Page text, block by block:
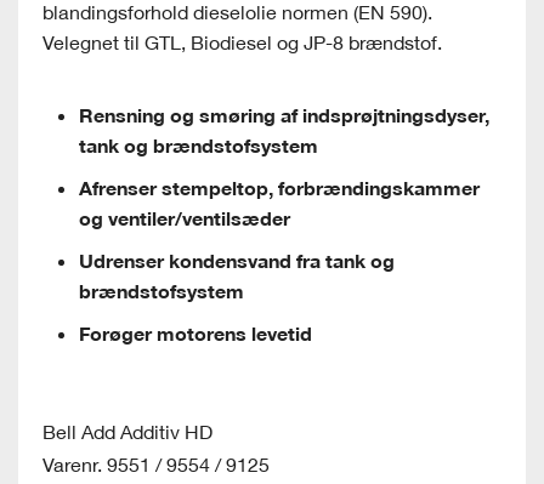
blandingsforhold dieselolie normen (EN 590).
Velegnet til GTL, Biodiesel og JP-8 brændstof.
Rensning og smøring af indsprøjtningsdyser,
tank og brændstofsystem
Afrenser stempeltop, forbrændingskammer
og ventiler/ventilsæder
Udrenser kondensvand fra tank og
brændstofsystem
Forøger motorens levetid
Bell Add Additiv HD
Varenr. 9551 / 9554 / 9125